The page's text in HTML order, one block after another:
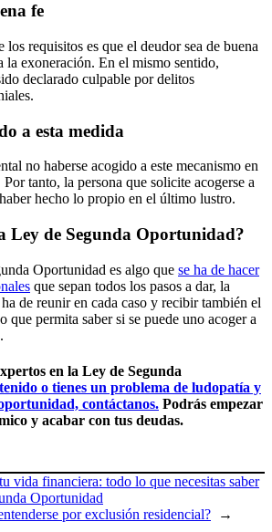
fe
requisitos es que el deudor sea de buena
la exoneración. En el mismo sentido,
declarado culpable por delitos
a esta medida
no haberse acogido a este mecanismo en
tanto, la persona que solicite acogerse a
hecho lo propio en el último lustro.
Ley de Segunda Oportunidad?
Oportunidad es algo que se ha de hacer
que sepan todos los pasos a dar, la
de reunir en cada caso y recibir también el
que permita saber si se puede uno acoger a
en la Ley de Segunda
o tienes un problema de ludopatía y
contáctanos. Podrás empezar
y acabar con tus deudas.
vida financiera: todo lo que necesitas saber
Oportunidad
por exclusión residencial?
→